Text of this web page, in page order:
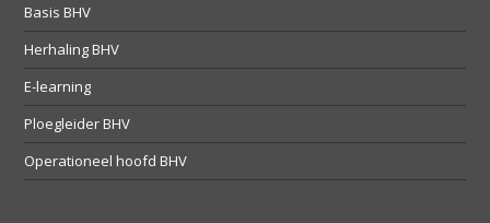
Basis BHV
Herhaling BHV
E-learning
Ploegleider BHV
Operationeel hoofd BHV